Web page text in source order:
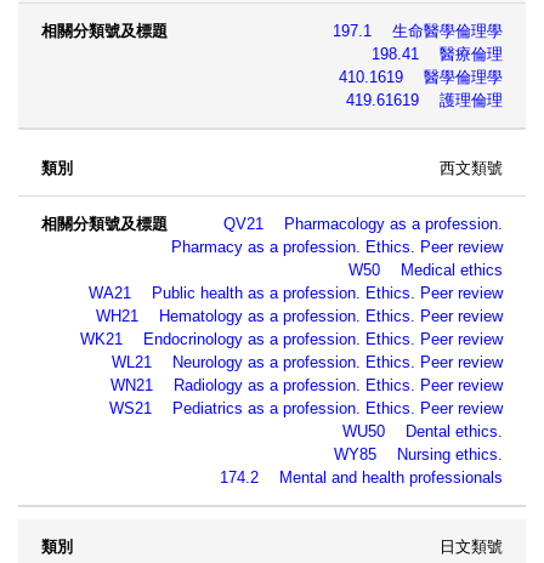
197.1 生命醫學倫理學
198.41 醫療倫理
410.1619 醫學倫理學
419.61619 護理倫理
西文類號
QV21 Pharmacology as a profession.
Pharmacy as a profession. Ethics. Peer review
W50 Medical ethics
WA21 Public health as a profession. Ethics. Peer review
WH21 Hematology as a profession. Ethics. Peer review
WK21 Endocrinology as a profession. Ethics. Peer review
WL21 Neurology as a profession. Ethics. Peer review
WN21 Radiology as a profession. Ethics. Peer review
WS21 Pediatrics as a profession. Ethics. Peer review
WU50 Dental ethics.
WY85 Nursing ethics.
174.2 Mental and health professionals
日文類號